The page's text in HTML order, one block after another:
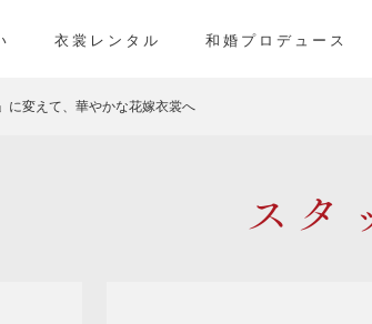
ロデュースなら「京鐘」
衣裳レンタル 和婚プロデュース
に変えて、華やかな花嫁衣裳へ